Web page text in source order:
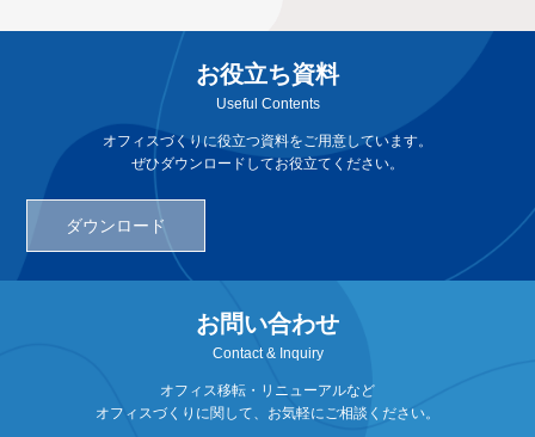
お役立ち資料
Useful Contents
オフィスづくりに役立つ資料をご用意しています。
ぜひダウンロードしてお役立てください。
ダウンロード
お問い合わせ
Contact & Inquiry
オフィス移転・リニューアルなど
オフィスづくりに関して、お気軽にご相談ください。